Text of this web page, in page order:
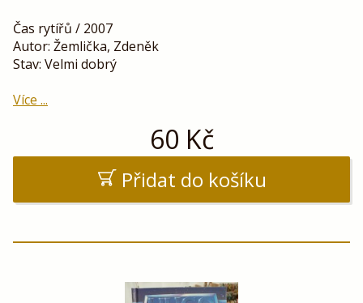
Čas rytířů / 2007
Autor: Žemlička, Zdeněk
Stav: Velmi dobrý
Více ...
60 Kč
Přidat do košíku